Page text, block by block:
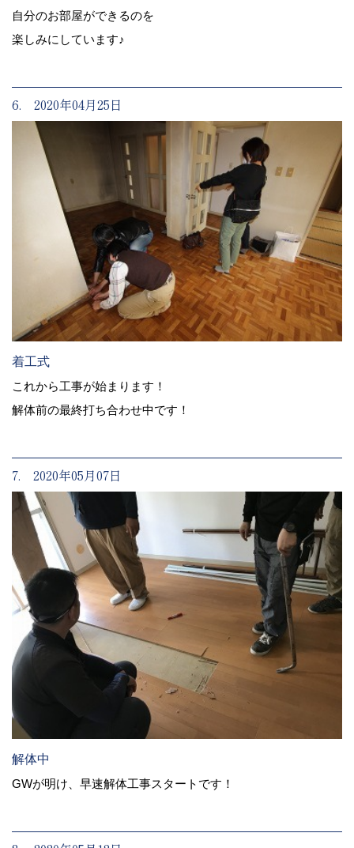
自分のお部屋ができるのを
楽しみにしています♪
6. 2020年04月25日
着工式
これから工事が始まります！
解体前の最終打ち合わせ中です！
7. 2020年05月07日
解体中
GWが明け、早速解体工事スタートです！